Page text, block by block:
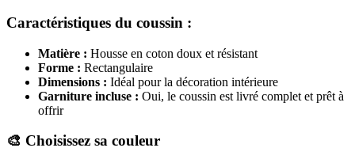
Caractéristiques du coussin :
Matière : Housse en coton doux et résistant
Forme : Rectangulaire
Dimensions : Idéal pour la décoration intérieure
Garniture incluse : Oui, le coussin est livré complet et prêt à
offrir
🎨 Choisissez sa couleur